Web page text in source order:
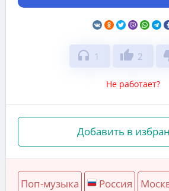
headphones 1 thumb_up 2
Не работает?
Добавить в
Поп-музыка Россия